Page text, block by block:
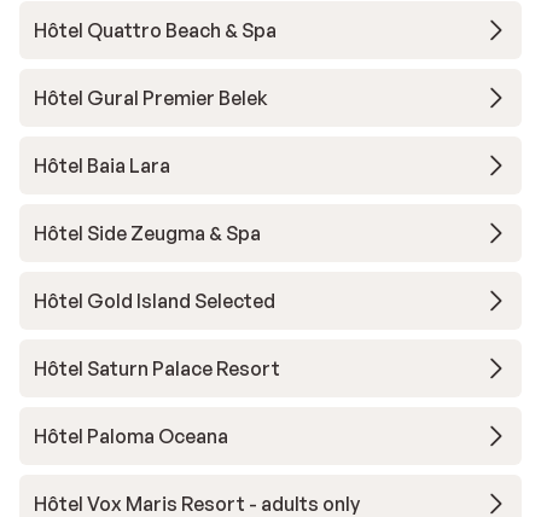
Hôtel Quattro Beach & Spa
Hôtel Gural Premier Belek
Hôtel Baia Lara
Hôtel Side Zeugma & Spa
Hôtel Gold Island Selected
Hôtel Saturn Palace Resort
Hôtel Paloma Oceana
Hôtel Vox Maris Resort - adults only